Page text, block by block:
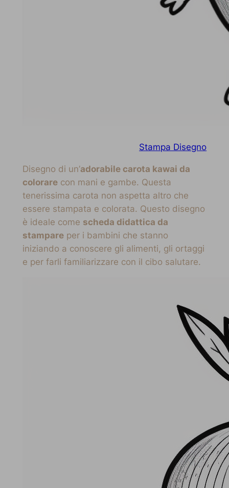
Stampa Disegno
Disegno di un’adorabile carota kawai da
colorarecon mani e gambe. Questa
tenerissima carota non aspetta altro che
essere stampata e colorata. Questo disegno
è ideale come scheda didattica da
stampareper i bambini che stanno
iniziando a conoscere gli alimenti, gli ortaggi
e per farli familiarizzare con il cibo salutare.